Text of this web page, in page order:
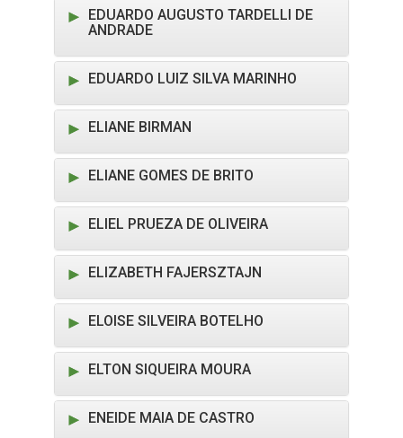
EDUARDO AUGUSTO TARDELLI DE
ANDRADE
EDUARDO LUIZ SILVA MARINHO
ELIANE BIRMAN
ELIANE GOMES DE BRITO
ELIEL PRUEZA DE OLIVEIRA
ELIZABETH FAJERSZTAJN
ELOISE SILVEIRA BOTELHO
ELTON SIQUEIRA MOURA
ENEIDE MAIA DE CASTRO